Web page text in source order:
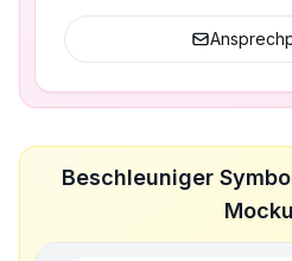
Beschleuniger